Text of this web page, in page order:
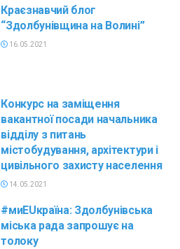
Краєзнавчий блог
“Здолбунівщина на Волині”
16.05.2021
Конкурс на заміщення
вакантної посади начальника
відділу з питань
містобудування, архітектури і
цивільного захисту населення
14.05.2021
#миEUкраїна: Здолбунівська
міська рада запрошує на
толоку